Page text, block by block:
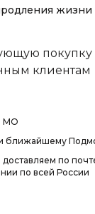
жизни
покупку
клиентам
МО
ближайшему
по
по всей России